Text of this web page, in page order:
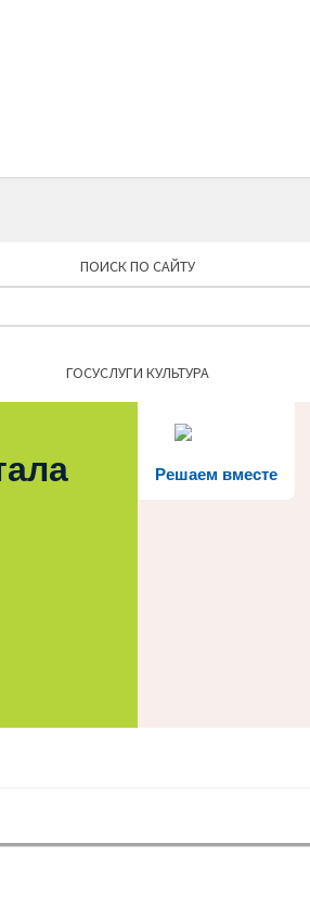
ПОИСК ПО САЙТУ
ГОСУСЛУГИ КУЛЬТУРА
Решаем вместе